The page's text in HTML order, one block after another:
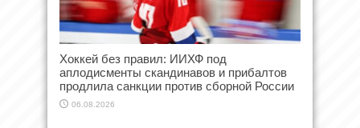
Хоккей без правил: ИИХФ под
аплодисменты скандинавов и прибалтов
продлила санкции против сборной России
06.08.2026